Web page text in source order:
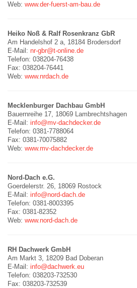
Web: www.der-fuerst-am-bau.de
Heiko Noß & Ralf Rosenkranz GbR
Am Handelshof 2 a, 18184 Brodersdorf
E-Mail: nr-gbr@t-online.de
Telefon: 038204-76438
Fax: 038204-76441
Web: www.nrdach.de
Mecklenburger Dachbau GmbH
Bauernreihe 17, 18069 Lambrechtshagen
E-Mail: info@mv-dachdecker.de
Telefon: 0381-7788064
Fax: 0381-70075882
Web: www.mv-dachdecker.de
Nord-Dach e.G.
Goerdelerstr. 26, 18069 Rostock
E-Mail: info@nord-dach.de
Telefon: 0381-8003395
Fax: 0381-82352
Web: www.nord-dach.de
RH Dachwerk GmbH
Am Markt 3, 18209 Bad Doberan
E-Mail: info@dachwerk.eu
Telefon: 038203-732530
Fax: 038203-732539